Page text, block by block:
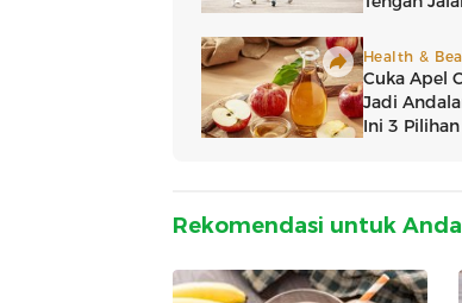
Rekomendasi untuk Anda